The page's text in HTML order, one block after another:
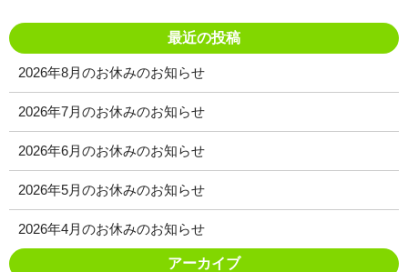
最近の投稿
2026年8月のお休みのお知らせ
2026年7月のお休みのお知らせ
2026年6月のお休みのお知らせ
2026年5月のお休みのお知らせ
2026年4月のお休みのお知らせ
アーカイブ